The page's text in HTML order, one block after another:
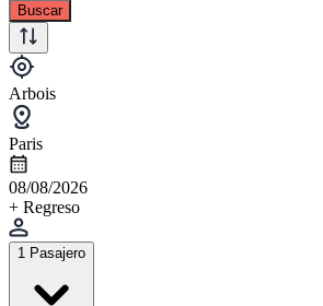
Buscar
Arbois
Paris
08/08/2026
+ Regreso
1 Pasajero